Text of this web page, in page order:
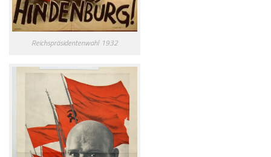
Reichspräsidentenwahl 1932